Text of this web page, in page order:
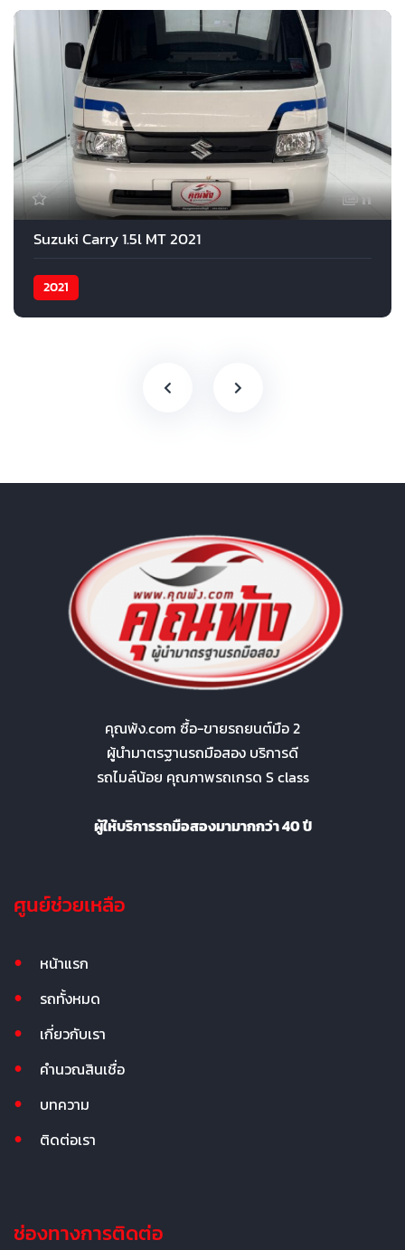
11
Suzuki Carry 1.5l MT 2021
2021
คุณพ้ง.com ซื้อ-ขายรถยนต์มือ 2
ผู้นำมาตรฐานรถมือสอง บริการดี
รถไมล์น้อย คุณภาพรถเกรด S class
ผู้ให้บริการรถมือสองมามากกว่า 40 ปี
ศูนย์ช่วยเหลือ
หน้าแรก
รถทั้งหมด
เกี่ยวกับเรา
คำนวณสินเชื่อ
บทความ
ติดต่อเรา
ช่องทางการติดต่อ